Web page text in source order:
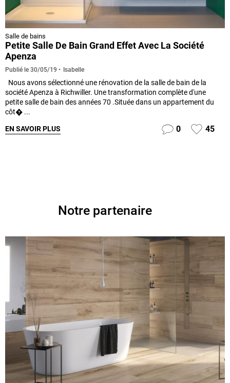
Salle de bains
Petite Salle De Bain Grand Effet Avec La Société
Apenza
Publié le 30/05/19 Isabelle
Nous avons sélectionné une rénovation de la salle de bain de la
société Apenza à Richwiller. Une transformation complète d'une
petite salle de bain des années 70 .Située dans un appartement du
côt� ...
EN SAVOIR PLUS 0 45
Notre partenaire